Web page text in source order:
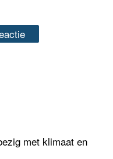
met klimaat en